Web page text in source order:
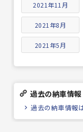
2021年11月
2021年8月
2021年5月
過去の納車情報
過去の納車情報